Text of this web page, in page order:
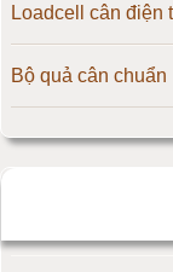
Cân điện tử 15kg
Cân điện tử 20kg
Cân điện tử 25kg
Loadcell cân điện
Bộ quả cân chuẩn